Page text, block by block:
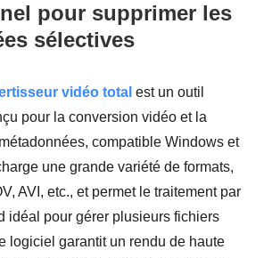
pour supprimer les
sélectives
vidéo total est un outil
pour la conversion vidéo et la
compatible Windows et
une grande variété de formats,
AVI, etc., et permet le traitement par
idéal pour gérer plusieurs fichiers
logiciel garantit un rendu de haute